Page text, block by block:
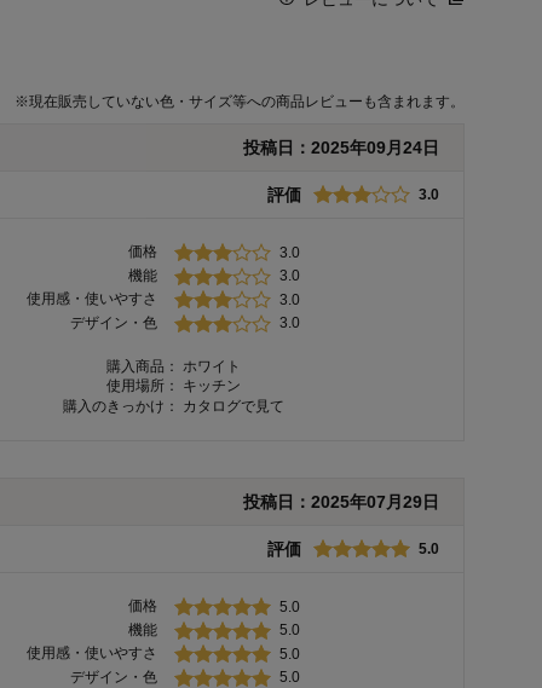
※現在販売していない色・サイズ等への商品レビューも含まれます。
投稿日： 2025年09月24日
評価 3.0
価格
3.0
機能
3.0
使用感・使いやすさ
3.0
デザイン・色
3.0
購入商品：
ホワイト
使用場所：
キッチン
購入のきっかけ：
カタログで見て
投稿日： 2025年07月29日
評価 5.0
価格
5.0
機能
5.0
使用感・使いやすさ
5.0
デザイン・色
5.0